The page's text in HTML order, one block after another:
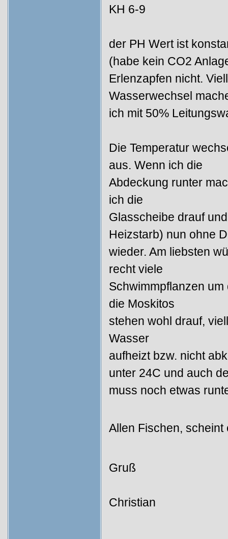
KH 6-9
der PH Wert ist
(habe kein CO2
Erlenzapfen nicht.
Wasserwechsel
ich mit 50%
Die Temperatur
aus. Wenn ich die
Abdeckung runter
ich die
Glasscheibe drauf
Heizstarb) nun ohne
wieder. Am liebsten
recht viele
Schwimmpflanzen
die Moskitos
stehen wohl drauf,
Wasser
aufheizt bzw. nicht
unter 24C und auch
muss noch etwas
Allen Fischen,
Gruß
Christian